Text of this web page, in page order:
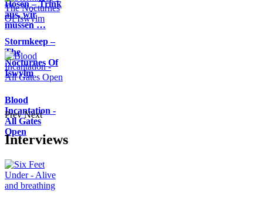
Hosen – Trink
aus, wir
müssen …
Stormkeep –
The
Nocturnes Of
Iswylm
Blood
Incantation -
All Gates
Open
Prev Next
Interviews